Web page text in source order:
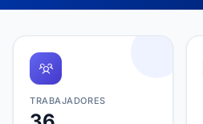
TRABAJADORES